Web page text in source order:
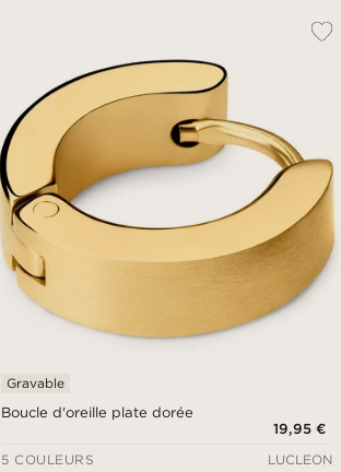
Boucle d'oreille plate dorée
Gravable
19,95 €
5 COULEURS
LUCLEON